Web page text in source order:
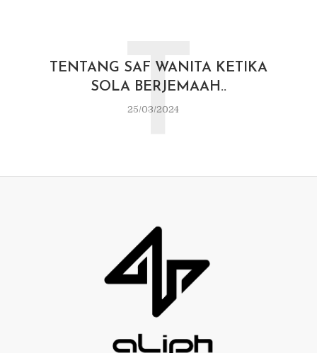
TENTANG SAF WANITA KETIKA
SOLA BERJEMAAH..
25/03/2024
T